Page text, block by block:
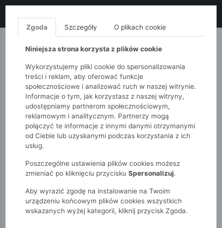
MONNARI QUIOSQUE
51015kids Niemowlak
Chłopcy
Czapka z daszkiem dla niemowlaka
Zgoda Szczegóły O plikach cookie
Niniejsza strona korzysta z plików cookie
Wykorzystujemy pliki cookie do spersonalizowania
treści i reklam, aby oferować funkcje
społecznościowe i analizować ruch w naszej witrynie.
Informacje o tym, jak korzystasz z naszej witryny,
udostępniamy partnerom społecznościowym,
reklamowym i analitycznym. Partnerzy mogą
połączyć te informacje z innymi danymi otrzymanymi
od Ciebie lub uzyskanymi podczas korzystania z ich
usług.
Poszczególne ustawienia plików cookies możesz
zmieniać po kliknięciu przycisku Spersonalizuj.
Aby wyrazić zgodę na instalowanie na Twoim
urządzeniu końcowym plików cookies wszystkich
wskazanych wyżej kategorii, kliknij przycisk Zgoda.